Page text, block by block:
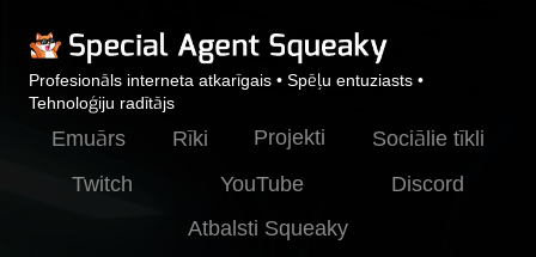
Profesionāls interneta atkarīgais • Spēļu entuziasts •
Tehnoloģiju radītājs
Emuārs Rīki Projekti
Sociālie tīkli
Twitch
YouTube
Discord
Atbalsti Squeaky